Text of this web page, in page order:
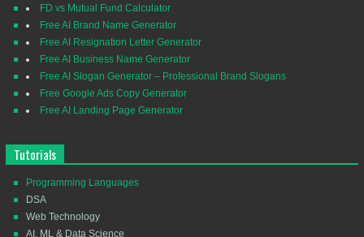
FD vs Mutual Fund Calculator
Free AI Brand Name Generator
Free AI Resignation Letter Generator
Free AI Business Name Generator
Free AI Slogan Generator – Professional Brand Slogans
Free Google Ads Copy Generator
Free AI Landing Page Generator
Tutorials
Programming Languages
DSA
Web Technology
AI, ML & Data Science